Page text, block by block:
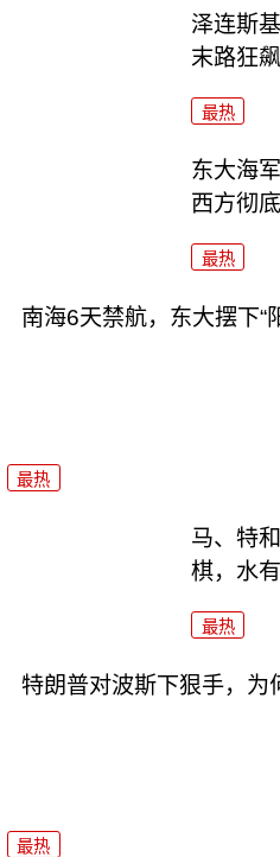
泽连斯
末路狂飙
最热
东大海
西方彻
最热
南海6天禁航，东大摆下“
最热
马、特
棋，水有
最热
特朗普对波斯下狠手，为
最热